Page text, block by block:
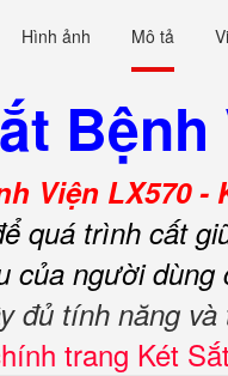
Hình ảnh Mô tả
Bệnh
Viện LX570 -
quá trình cất
của người dùng
đủ tính năng và
trang Két Sắt